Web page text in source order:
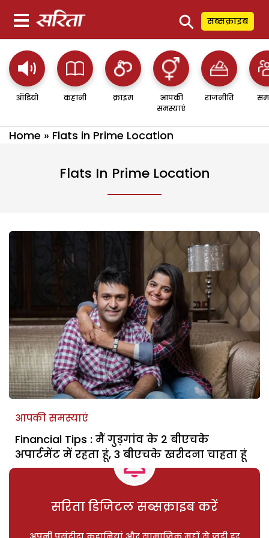
⚲ सब्सक्राइब
ऑडियो कहानी क्राइम
आपकी
समस्याएं
राजनीति
Home » Flats in Prime Location
Flats In Prime Location
आपकी समस्याएं
Financial Tips : मैं गुड़गांव के 2 बीएचके
अपार्टमेंट में रहता हूं, 3 बीएचके खरीदना चाहता हूं
सरिता डिजिटल सब्सक्राइब करें